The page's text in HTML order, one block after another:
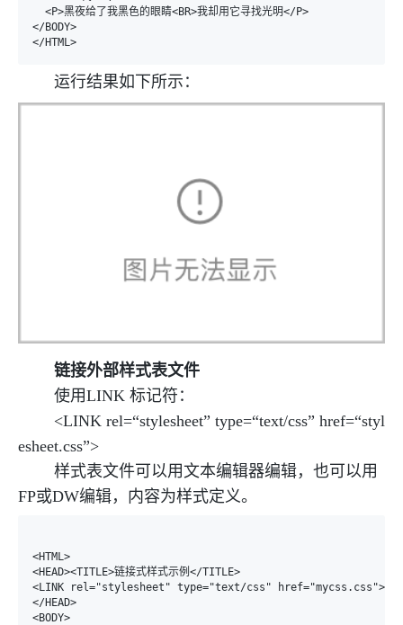
  <P>黑夜给了我黑色的眼睛<BR>我却用它寻找光明</P>
</BODY>
运行结果如下所示：
链接外部样式表文件
使用LINK 标记符：
<LINK rel=“stylesheet” type=“text/css” href=“styl
esheet.css”>
样式表文件可以用文本编辑器编辑，也可以用
FP或DW编辑，内容为样式定义。
<HTML>
<HEAD><TITLE>链接式样式示例</TITLE>
<LINK rel="stylesheet" type="text/css" href="mycss.css">
</HEAD>
<BODY>